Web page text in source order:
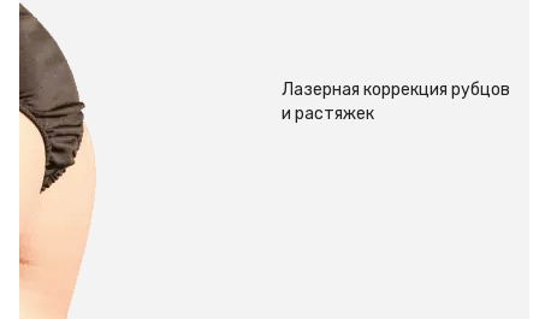
Лазерная коррекция рубцов
и растяжек